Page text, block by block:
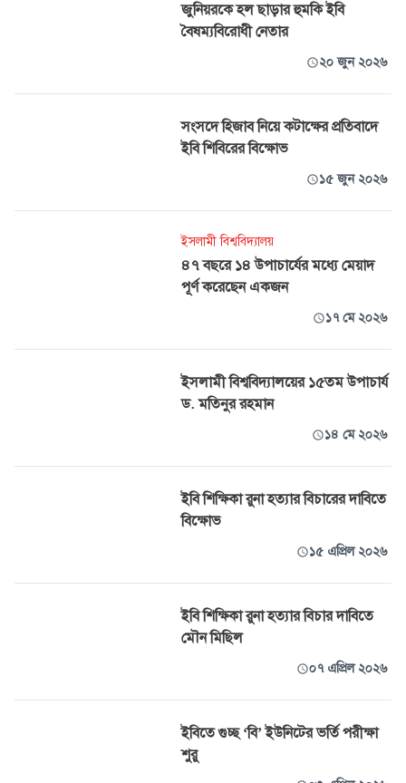
জুনিয়রকে হল ছাড়ার হুমকি ইবি
বৈষম্যবিরোধী নেতার
২০ জুন ২০২৬
সংসদে হিজাব নিয়ে কটাক্ষের প্রতিবাদে
ইবি শিবিরের বিক্ষোভ
১৫ জুন ২০২৬
ইসলামী বিশ্ববিদ্যালয়
৪৭ বছরে ১৪ উপাচার্যের মধ্যে মেয়াদ
পূর্ণ করেছেন একজন
১৭ মে ২০২৬
ইসলামী বিশ্ববিদ্যালয়ের ১৫তম উপাচার্য
ড. মতিনুর রহমান
১৪ মে ২০২৬
ইবি শিক্ষিকা রুনা হত্যার বিচারের দাবিতে
বিক্ষোভ
১৫ এপ্রিল ২০২৬
ইবি শিক্ষিকা রুনা হত্যার বিচার দাবিতে
মৌন মিছিল
০৭ এপ্রিল ২০২৬
ইবিতে গুচ্ছ ‘বি’ ইউনিটের ভর্তি পরীক্ষা
শুরু